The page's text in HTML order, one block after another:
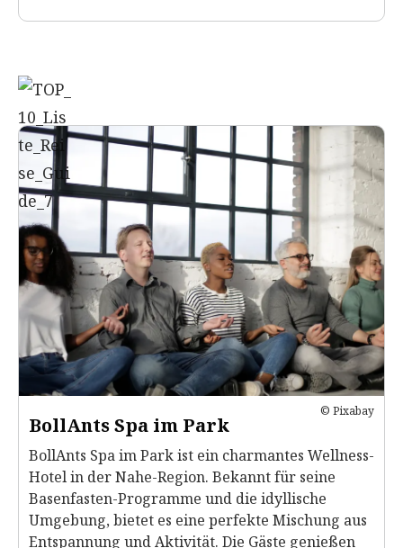
© Pixabay
BollAnts Spa im Park
BollAnts Spa im Park ist ein charmantes Wellness-
Hotel in der Nahe-Region. Bekannt für seine
Basenfasten-Programme und die idyllische
Umgebung, bietet es eine perfekte Mischung aus
Entspannung und Aktivität. Die Gäste genießen